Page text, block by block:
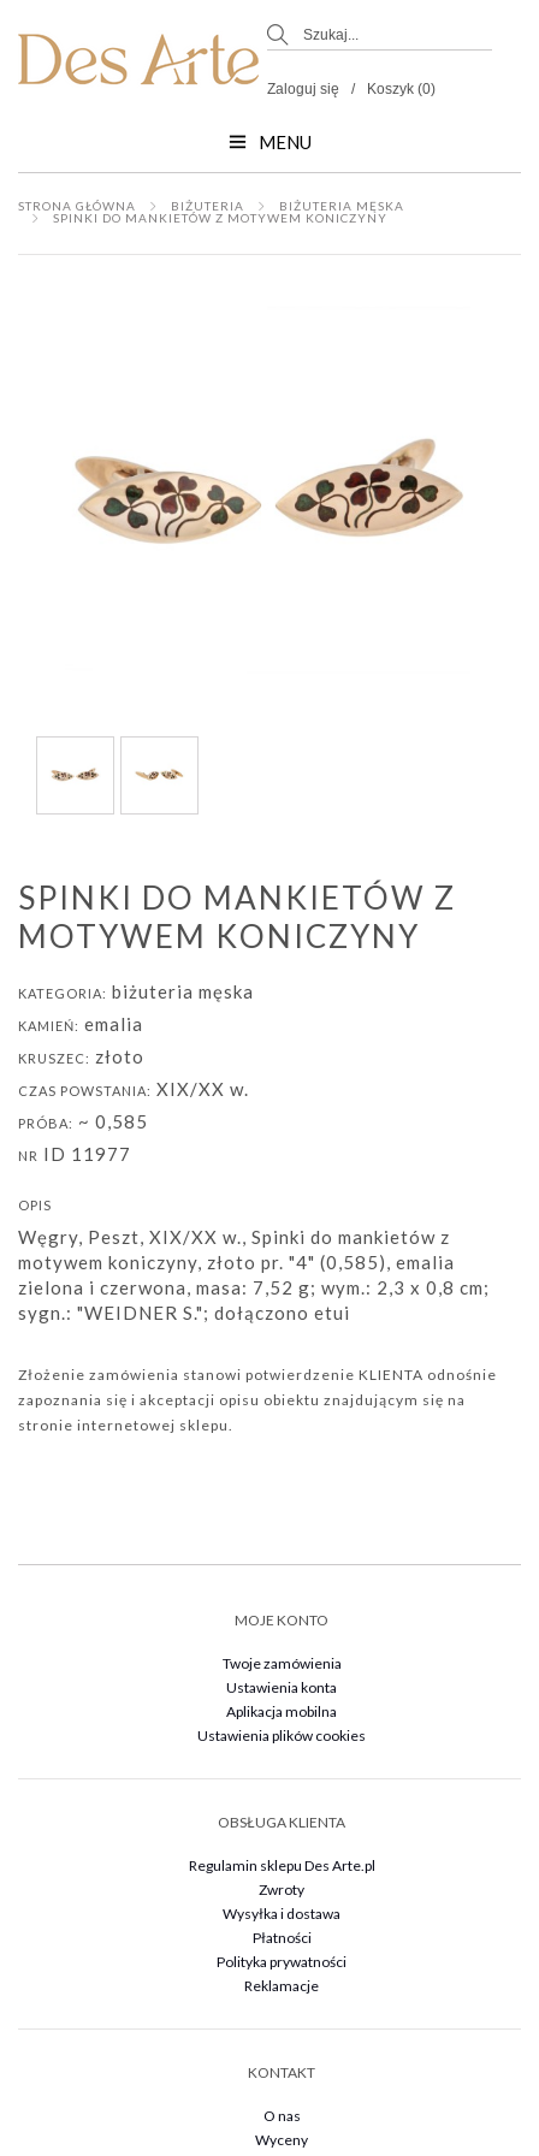
Zaloguj się Koszyk (0)
MENU
STRONA GŁÓWNA BIŻUTERIA
BIŻUTERIA MĘSKA
SPINKI DO MANKIETÓW Z MOTYWEM KONICZYNY
SPINKI DO MANKIETÓW Z
MOTYWEM KONICZYNY
KATEGORIA: biżuteria męska
KAMIEŃ: emalia
KRUSZEC: złoto
CZAS POWSTANIA: XIX/XX w.
PRÓBA: ~ 0,585
NR ID 11977
OPIS
Węgry, Peszt, XIX/XX w., Spinki do mankietów z
motywem koniczyny, złoto pr. "4" (0,585), emalia
zielona i czerwona, masa: 7,52 g; wym.: 2,3 x 0,8 cm;
sygn.: "WEIDNER S."; dołączono etui
Złożenie zamówienia stanowi potwierdzenie KLIENTA odnośnie
zapoznania się i akceptacji opisu obiektu znajdującym się na
stronie internetowej sklepu.
MOJE KONTO
Twoje zamówienia
Ustawienia konta
Aplikacja mobilna
Ustawienia plików cookies
OBSŁUGA KLIENTA
Regulamin sklepu Des Arte.pl
Zwroty
Wysyłka i dostawa
Płatności
Polityka prywatności
Reklamacje
KONTAKT
O nas
Wyceny